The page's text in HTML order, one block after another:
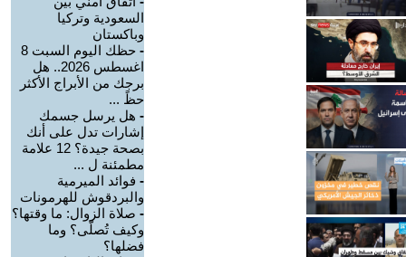
السعودية وتركيا
وباكستان
-
حظك اليوم السبت 8
اغسطس 2026.. هل
برجك من الأبراج الأكثر
حظً ...
- هل يرسل جسمك
إشارات تدل على أنك
بصحة جيدة؟ 12 علامة
مطمئنة ل ...
- فوائد الميرمية
والبردقوش للهرمونات
- صلاة الزوال: ما وقتها؟
وكيف تُصلّى؟ وما
فضلها؟